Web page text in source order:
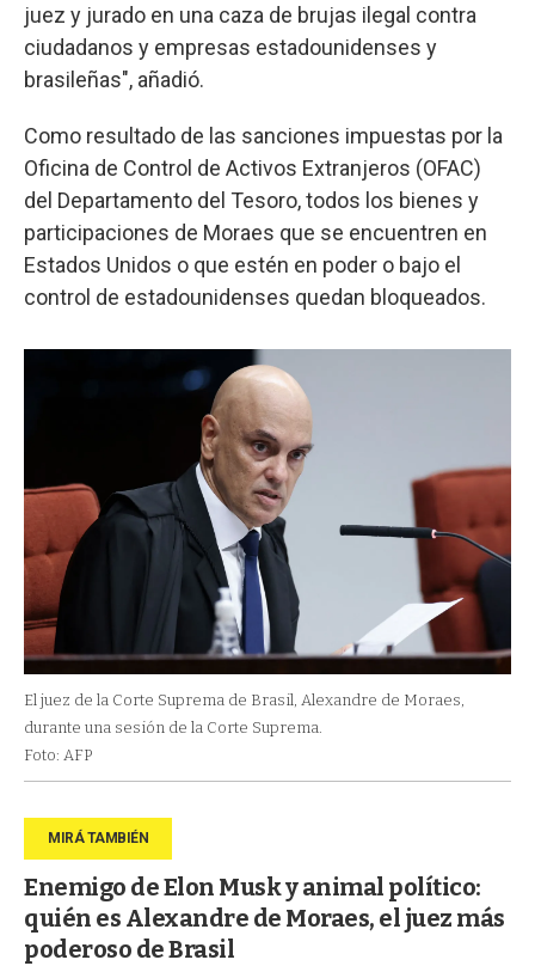
juez y jurado en una caza de brujas ilegal contra
ciudadanos y empresas estadounidenses y
brasileñas", añadió.
Como resultado de las sanciones impuestas por la
Oficina de Control de Activos Extranjeros (OFAC)
del Departamento del Tesoro, todos los bienes y
participaciones de Moraes que se encuentren en
Estados Unidos o que estén en poder o bajo el
control de estadounidenses quedan bloqueados.
El juez de la Corte Suprema de Brasil, Alexandre de Moraes,
durante una sesión de la Corte Suprema.
Foto: AFP
Enemigo de Elon Musk y animal político:
quién es Alexandre de Moraes, el juez más
poderoso de Brasil